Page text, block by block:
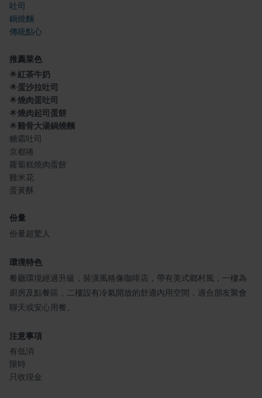
吐司
鍋燒麵
傳統點心
推薦菜色
🌟紅茶牛奶
🌟蛋沙拉吐司
🌟燒肉蛋吐司
🌟燒肉起司蛋餅
🌟雞骨大湯鍋燒麵
糖霜吐司
京都捲
蘿蔔糕燒肉蛋餅
雞米花
蛋黃酥
份量
份量超驚人
環境特色
餐廳環境經過升級，裝潢風格像咖啡店，帶有美式鄉村風，一樓為
廚房及點餐區，二樓設有冷氣開放的舒適內用空間，適合朋友聚會
聊天或安心用餐。
注意事項
有低消
限時
只收現金